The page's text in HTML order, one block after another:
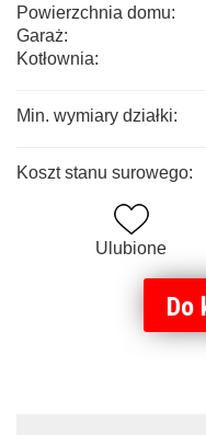
Powierzchnia domu:
Garaż:
Kotłownia:
Min. wymiary działki:
Koszt stanu surowego:
Do
Ulubione